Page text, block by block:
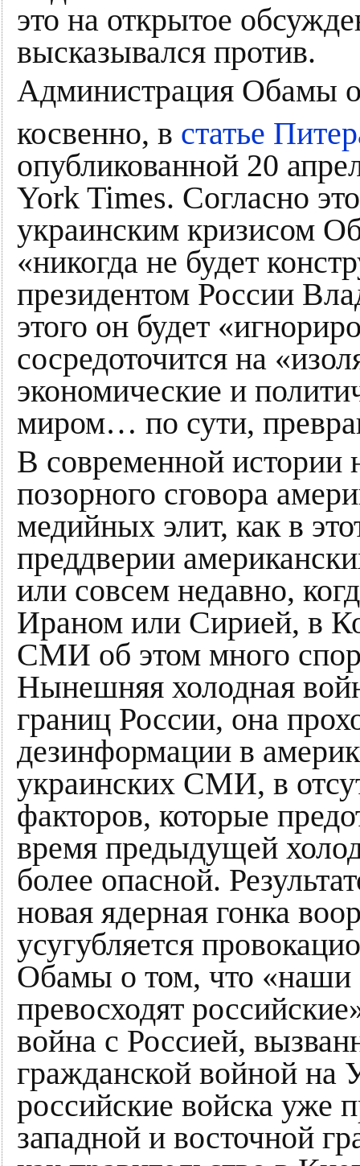
это на открытое
высказывался против.
Администрация Обамы
косвенно, в статье
опубликованной 20
York Times. Согласно
украинским кризисом
«никогда не будет
президентом России
этого он будет
сосредоточится на
экономические и
миром… по сути,
В современной истории
позорного сговора
медийных элит, как в
преддверии
или совсем недавно,
Ираном или Сирией, в
СМИ об этом много
Нынешняя холодная
границ России, она
дезинформации в
украинских СМИ, в
факторов, которые
время предыдущей
более опасной.
новая ядерная гонка
усугубляется
Обамы о том, что «наши
превосходят
война с Россией,
гражданской войной на
российские войска уже
западной и восточной